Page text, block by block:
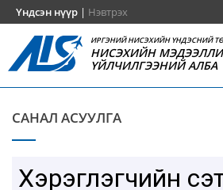
Үндсэн нүүр | Нэвтрэх
ИРГЭНИЙ НИСЭХИЙН ҮНДЭСНИЙ
НИСЭХИЙН
ҮЙЛЧИЛГЭЭНИЙ АЛБА
САНАЛ АСУУЛГА